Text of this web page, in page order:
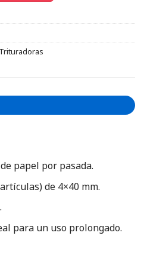
Trituradoras
papel por pasada.
de 4×40 mm.
para un uso prolongado.